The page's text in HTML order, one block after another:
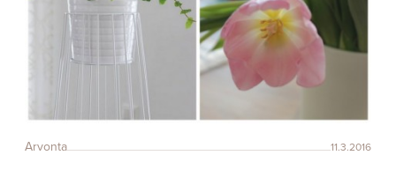
Arvonta 11.3.2016